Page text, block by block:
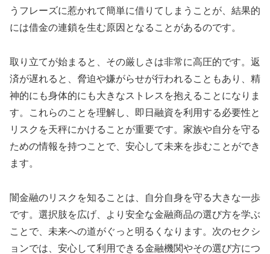
うフレーズに惹かれて簡単に借りてしまうことが、結果的
には借金の連鎖を生む原因となることがあるのです。
取り立てが始まると、その厳しさは非常に高圧的です。返
済が遅れると、脅迫や嫌がらせが行われることもあり、精
神的にも身体的にも大きなストレスを抱えることになりま
す。これらのことを理解し、即日融資を利用する必要性と
リスクを天秤にかけることが重要です。家族や自分を守る
ための情報を持つことで、安心して未来を歩むことができ
ます。
闇金融のリスクを知ることは、自分自身を守る大きな一歩
です。選択肢を広げ、より安全な金融商品の選び方を学ぶ
ことで、未来への道がぐっと明るくなります。次のセクシ
ョンでは、安心して利用できる金融機関やその選び方につ